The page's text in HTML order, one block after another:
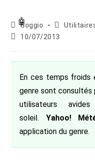
Auteur/autrice
de
Goggio
Post
category:
Publication
10/07/2013
En ces temps froids
genre sont consultés
utilisateurs
soleil. Yahoo!
application du genre.